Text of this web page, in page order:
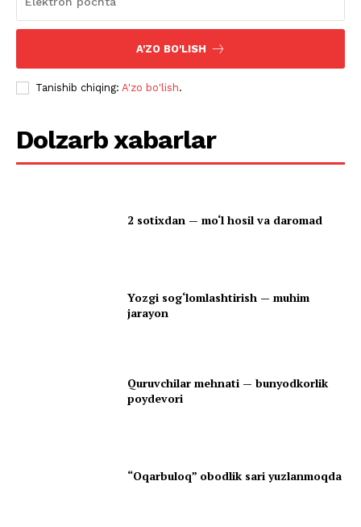
A'ZO BO'LISH
Tanishib chiqing: A'zo bo'lish.
Dolzarb xabarlar
2 sotixdan — mo‘l hosil va daromad
Yozgi sog‘lomlashtirish — muhim
jarayon
Quruvchilar mehnati — bunyodkorlik
poydevori
“Oqarbuloq” obodlik sari yuzlanmoqda